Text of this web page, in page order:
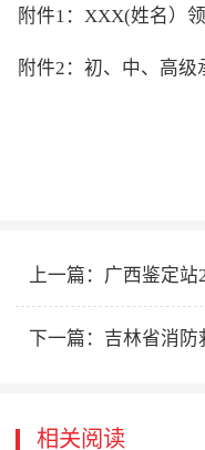
附件1：XXX(姓名）
附件2：初、中、高级
上一篇： 广西鉴定站2025
下一篇： 吉林省消防救援总队消防行
相关阅读